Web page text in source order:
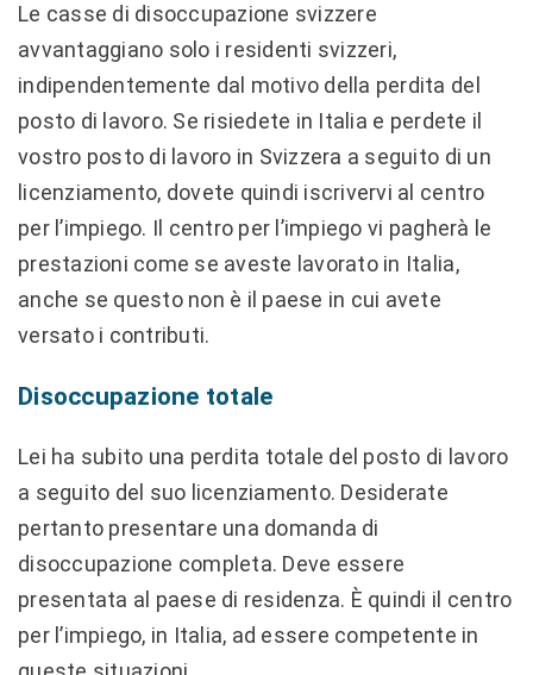
Le casse di disoccupazione svizzere
avvantaggiano solo i residenti svizzeri,
indipendentemente dal motivo della perdita del
posto di lavoro. Se risiedete in Italia e perdete il
vostro posto di lavoro in Svizzera a seguito di un
licenziamento, dovete quindi iscrivervi al centro
per l’impiego. Il centro per l’impiego vi pagherà le
prestazioni come se aveste lavorato in Italia,
anche se questo non è il paese in cui avete
versato i contributi.
Disoccupazione totale
Lei ha subito una perdita totale del posto di lavoro
a seguito del suo licenziamento. Desiderate
pertanto presentare una domanda di
disoccupazione completa. Deve essere
presentata al paese di residenza. È quindi il centro
per l’impiego, in Italia, ad essere competente in